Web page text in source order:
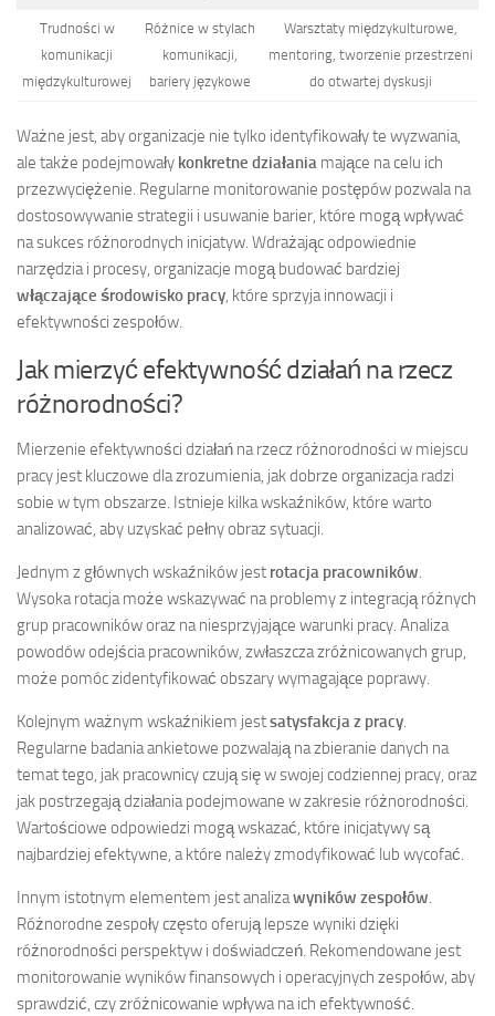
Trudności w
komunikacji
międzykulturowej
Różnice w stylach
komunikacji,
bariery językowe
Warsztaty międzykulturowe,
mentoring, tworzenie przestrzeni
do otwartej dyskusji
Ważne jest, aby organizacje nie tylko identyfikowały te wyzwania,
ale także podejmowały konkretne działania mające na celu ich
przezwyciężenie. Regularne monitorowanie postępów pozwala na
dostosowywanie strategii i usuwanie barier, które mogą wpływać
na sukces różnorodnych inicjatyw. Wdrażając odpowiednie
narzędzia i procesy, organizacje mogą budować bardziej
włączające środowisko pracy, które sprzyja innowacji i
efektywności zespołów.
Jak mierzyć efektywność działań na rzecz
różnorodności?
Mierzenie efektywności działań na rzecz różnorodności w miejscu
pracy jest kluczowe dla zrozumienia, jak dobrze organizacja radzi
sobie w tym obszarze. Istnieje kilka wskaźników, które warto
analizować, aby uzyskać pełny obraz sytuacji.
Jednym z głównych wskaźników jest rotacja pracowników.
Wysoka rotacja może wskazywać na problemy z integracją różnych
grup pracowników oraz na niesprzyjające warunki pracy. Analiza
powodów odejścia pracowników, zwłaszcza zróżnicowanych grup,
może pomóc zidentyfikować obszary wymagające poprawy.
Kolejnym ważnym wskaźnikiem jestsatysfakcja z pracy.
Regularne badania ankietowe pozwalają na zbieranie danych na
temat tego, jak pracownicy czują się w swojej codziennej pracy, oraz
jak postrzegają działania podejmowane w zakresie różnorodności.
Wartościowe odpowiedzi mogą wskazać, które inicjatywy są
najbardziej efektywne, a które należy zmodyfikować lub wycofać.
Innym istotnym elementem jest analizawyników zespołów.
Różnorodne zespoły często oferują lepsze wyniki dzięki
różnorodności perspektyw i doświadczeń. Rekomendowane jest
monitorowanie wyników finansowych i operacyjnych zespołów, aby
sprawdzić, czy zróżnicowanie wpływa na ich efektywność.